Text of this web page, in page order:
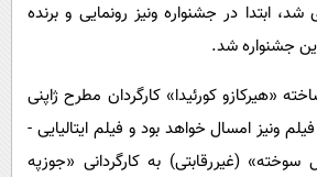
ابتدا در جشنواره ونیز رونمایی و برنده
جشنواره شد.
«هیرکازو کورئیدا» کارگردان مطرح ژاپنی
ونیز امسال خواهد بود و فیلم ایتالیایی -
سوخته» (غیررقابتی) به کارگردانی «جوزپه